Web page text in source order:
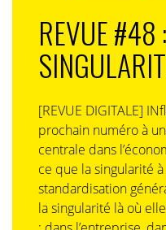
REVUE #48
[REVUE DIGITALE]
prochain numéro à
centrale dans
ce que la singularité
standardisation
la singularité là où